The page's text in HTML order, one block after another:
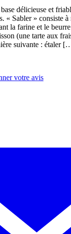
délicieuse et
« Sabler » consiste
la farine et le
(une tarte aux
suivante : étaler
votre avis